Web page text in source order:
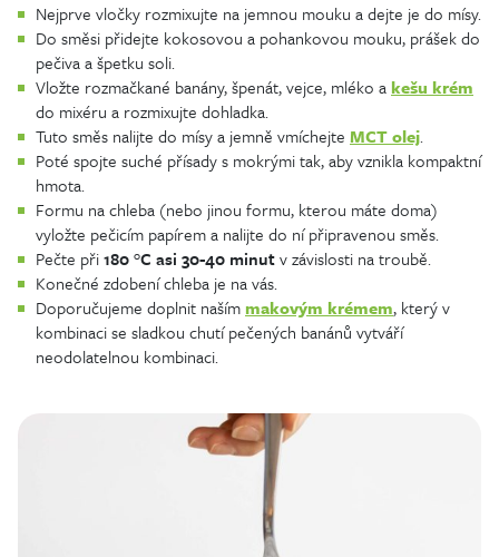
Nejprve vločky rozmixujte na jemnou mouku a dejte je do mísy.
Do směsi přidejte kokosovou a pohankovou mouku, prášek do
pečiva a špetku soli.
Vložte rozmačkané banány, špenát, vejce, mléko akešu krém
do mixéru a rozmixujte dohladka.
Tuto směs nalijte do mísy a jemně vmíchejte MCT olej.
Poté spojte suché přísady s mokrými tak, aby vznikla kompaktní
hmota.
Formu na chleba (nebo jinou formu, kterou máte doma)
vyložte pečicím papírem a nalijte do ní připravenou směs.
Pečte při180 °C asi 30-40 minutv závislosti na troubě.
Konečné zdobení chleba je na vás.
Doporučujeme doplnit našímmakovým krémem, který v
kombinaci se sladkou chutí pečených banánů vytváří
neodolatelnou kombinaci.